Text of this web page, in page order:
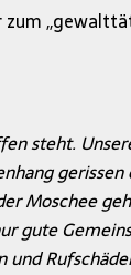
steht.
Moschee
gute